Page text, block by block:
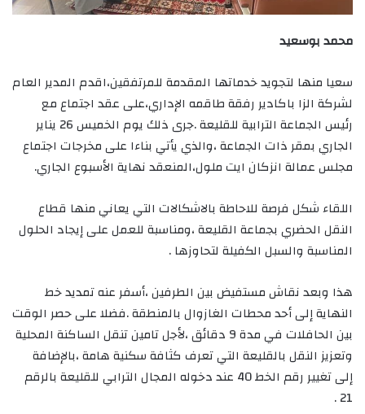
محمد بوسعيد
سعيا منها لتجويد خدماتها المقدمة للمرتفقين،اقدم المدير العام
لشركة الزا باكادير رفقة طاقمه الإداري،على عقد اجتماع مع
رئيس الجماعة الترابية للقليعة .جرى ذلك يوم الخميس 26 يناير
الجاري بمقر ذات الجماعة ،والذي يأتي بناءا على مخرجات اجتماع
مجلس عمالة انزكان ايت ملول،المنعقد نهاية الأسبوع الجاري.
اللقاء شكل فرصة للاحاطة بالاشكالات التي يعاني منها قطاع
النقل الحضري بجماعة القليعة ،ومناسبة للعمل على إيجاد الحلول
المناسبة والسبل الكفيلة لتحاوزها .
هذا وبعد نقاش مستفيض بين الطرفين ،أسفر عنه تمديد خط
النهاية إلى أحد محطات الغازوال بالمنطقة .فضلا على حصر الوقت
بين الحافلات في مدة 9 دقائق ،لأجل تامين تنقل الساكنة المحلية
وتعزيز النقل بالقليعة التي تعرف كثافة سكنية هامة ،بالإضافة
إلى تغيير رقم الخط 40 عند دخوله المجال الترابي للقليعة بالرقم
21 .